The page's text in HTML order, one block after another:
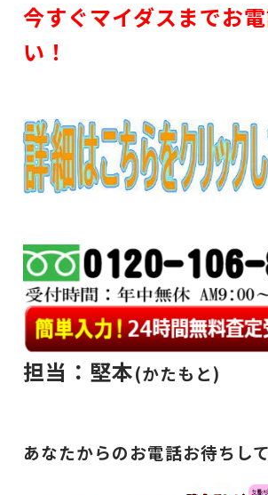
今すぐマイダスまでお
い！
担当：堅本(かたもと)
あなたからのお電話お待ちし